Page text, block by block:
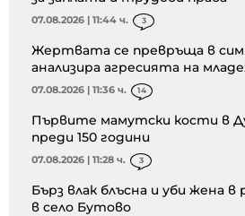
07.08.2026 | 11:44 ч. 3
Жертвата се превръща в
анализира агресията на
07.08.2026 | 11:36 ч. 14
Първите мамутски кости в
преди 150 години
07.08.2026 | 11:28 ч. 3
Бърз влак блъсна и уби жена в
в село Бутово